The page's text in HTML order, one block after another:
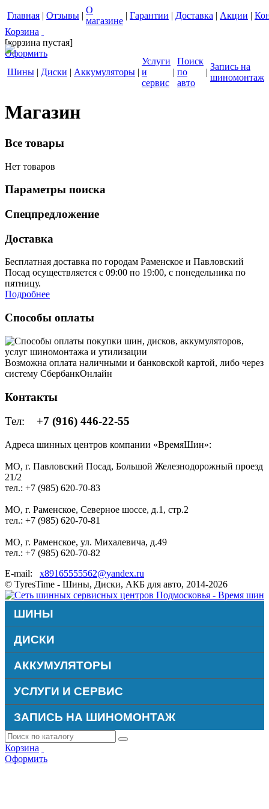
Главная | Отзывы |
О
магазине
| Гарантии | Доставка | Акции |
Корзина
[корзина пустая]
Оформить
Шины | Диски | Аккумуляторы |
Услуги
и
сервис
|
Поиск
по
авто
|
Запись на
шиномонтаж
Магазин
Все товары
Нет товаров
Параметры поиска
Спецпредложение
Доставка
Бесплатная доставка по городам Раменское и Павловский
Посад осуществляется с 09:00 по 19:00, с понедельника по
пятницу.
Подробнее
Способы оплаты
Возможна оплата наличными и банковской картой, либо через
систему СбербанкОнлайн
Контакты
Тел: +7 (916) 446-22-55
Адреса шинных центров компании «ВремяШин»:
МО, г. Павловский Посад, Большой Железнодорожный проезд
21/2
тел.: +7 (985) 620-70-83
МО, г. Раменское, Северное шоссе, д.1, стр.2
тел.: +7 (985) 620-70-81
МО, г. Раменское, ул. Михалевича, д.49
тел.: +7 (985) 620-70-82
E-mail: x89165555562@yandex.ru
© TyresTime - Шины, Диски, АКБ для авто, 2014-2026
ШИНЫ
ДИСКИ
АККУМУЛЯТОРЫ
УСЛУГИ И СЕРВИС
ЗАПИСЬ НА ШИНОМОНТАЖ
Корзина
Оформить